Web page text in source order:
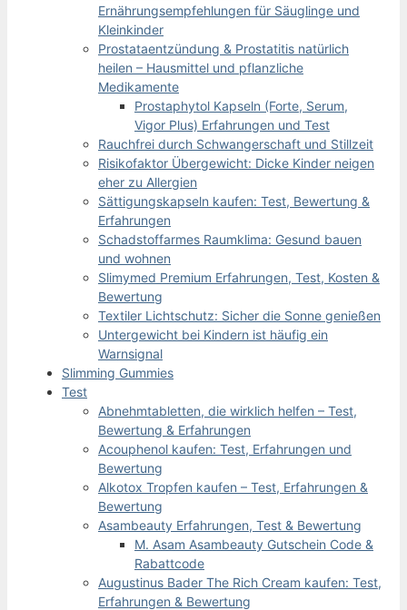
Ernährungsempfehlungen für Säuglinge und
Kleinkinder
Prostataentzündung & Prostatitis natürlich
heilen – Hausmittel und pflanzliche
Medikamente
Prostaphytol Kapseln (Forte, Serum,
Vigor Plus) Erfahrungen und Test
Rauchfrei durch Schwangerschaft und Stillzeit
Risikofaktor Übergewicht: Dicke Kinder neigen
eher zu Allergien
Sättigungskapseln kaufen: Test, Bewertung &
Erfahrungen
Schadstoffarmes Raumklima: Gesund bauen
und wohnen
Slimymed Premium Erfahrungen, Test, Kosten &
Bewertung
Textiler Lichtschutz: Sicher die Sonne genießen
Untergewicht bei Kindern ist häufig ein
Warnsignal
Slimming Gummies
Test
Abnehmtabletten, die wirklich helfen – Test,
Bewertung & Erfahrungen
Acouphenol kaufen: Test, Erfahrungen und
Bewertung
Alkotox Tropfen kaufen – Test, Erfahrungen &
Bewertung
Asambeauty Erfahrungen, Test & Bewertung
M. Asam Asambeauty Gutschein Code &
Rabattcode
Augustinus Bader The Rich Cream kaufen: Test,
Erfahrungen & Bewertung